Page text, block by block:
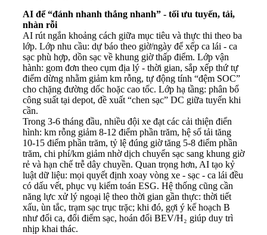
AI để “đánh nhanh thắng nhanh” - tối ưu tuyến, tải,
nhàn rỗi
AI rút ngắn khoảng cách giữa mục tiêu và thực thi theo ba
lớp. Lớp nhu cầu: dự báo theo giờ/ngày để xếp ca lái - ca
sạc phù hợp, dồn sạc về khung giờ thấp điểm. Lớp vận
hành: gom đơn theo cụm địa lý - thời gian, sắp xếp thứ tự
điểm dừng nhằm giảm km rỗng, tự động tính “đệm SOC”
cho chặng đường dốc hoặc cao tốc. Lớp hạ tầng: phân bổ
công suất tại depot, đề xuất “chen sạc” DC giữa tuyến khi
cần.
Trong 3-6 tháng đầu, nhiều đội xe đạt các cải thiện điển
hình: km rỗng giảm 8-12 điểm phần trăm, hệ số tải tăng
10-15 điểm phần trăm, tỷ lệ đúng giờ tăng 5-8 điểm phần
trăm, chi phí/km giảm nhờ dịch chuyển sạc sang khung giờ
rẻ và hạn chế trễ dây chuyền. Quan trọng hơn, AI tạo kỷ
luật dữ liệu: mọi quyết định xoay vòng xe - sạc - ca lái đều
có dấu vết, phục vụ kiểm toán ESG. Hệ thống cũng cần
năng lực xử lý ngoại lệ theo thời gian gần thực: thời tiết
xấu, ùn tắc, trạm sạc trục trặc; khi đó, gợi ý kế hoạch B
như đổi ca, đổi điểm sạc, hoán đổi BEV/H₂ giúp duy trì
nhịp khai thác.